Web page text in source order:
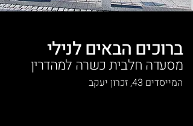
ברוכים הבאים לנילי
מסעדה חלבית כשרה למהדרין
המייסדים 43, זכרון יעקב